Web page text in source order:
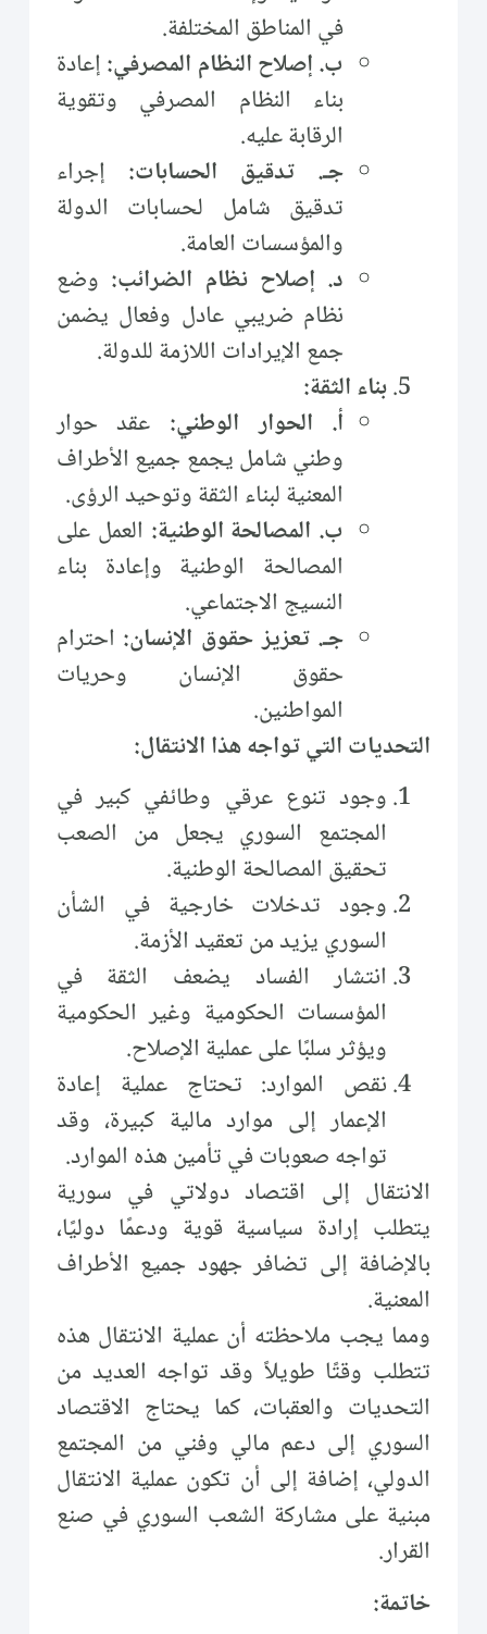
في المناطق المختلفة.
ب. إصلاح النظام المصرفي:إعادة
بناء النظام المصرفي وتقوية
الرقابة عليه.
جـ. تدقيق الحسابات: إجراء
تدقيق شامل لحسابات الدولة
والمؤسسات العامة.
د. إصلاح نظام الضرائب: وضع
نظام ضريبي عادل وفعال يضمن
جمع الإيرادات اللازمة للدولة.
بناء الثقة:
أ. الحوار الوطني: عقد حوار
وطني شامل يجمع جميع الأطراف
المعنية لبناء الثقة وتوحيد الرؤى.
ب. المصالحة الوطنية: العمل على
المصالحة الوطنية وإعادة بناء
النسيج الاجتماعي.
جـ. تعزيز حقوق الإنسان: احترام
حقوق الإنسان وحريات
المواطنين.
التحديات التي تواجه هذا الانتقال:
وجود تنوع عرقي وطائفي كبير في
المجتمع السوري يجعل من الصعب
تحقيق المصالحة الوطنية.
وجود تدخلات خارجية في الشأن
السوري يزيد من تعقيد الأزمة.
انتشار الفساد يضعف الثقة في
المؤسسات الحكومية وغير الحكومية
ويؤثر سلبًا على عملية الإصلاح.
نقص الموارد: تحتاج عملية إعادة
الإعمار إلى موارد مالية كبيرة، وقد
تواجه صعوبات في تأمين هذه الموارد.
الانتقال إلى اقتصاد دولاتي في سورية
يتطلب إرادة سياسية قوية ودعمًا دوليًا،
بالإضافة إلى تضافر جهود جميع الأطراف
المعنية.
ومما يجب ملاحظته أن عملية الانتقال هذه
تتطلب وقتًا طويلاً وقد تواجه العديد من
التحديات والعقبات، كما يحتاج الاقتصاد
السوري إلى دعم مالي وفني من المجتمع
الدولي، إضافة إلى أن تكون عملية الانتقال
مبنية على مشاركة الشعب السوري في صنع
القرار.
خاتمة: